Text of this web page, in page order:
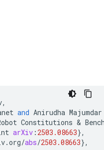
,
and Anirudha Majumdar
Constitutions &
arXiv : 2503.08663},
.org/abs/2503.08663},